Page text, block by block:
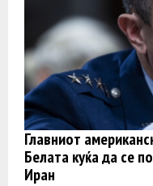
Главниот
Белата куќа да се
Иран